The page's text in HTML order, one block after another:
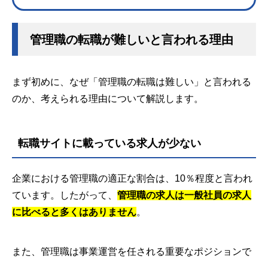
管理職の転職が難しいと言われる理由
まず初めに、なぜ「管理職の転職は難しい」と言われる
のか、考えられる理由について解説します。
転職サイトに載っている求人が少ない
企業における管理職の適正な割合は、10％程度と言われ
ています。したがって、 管理職の求人は一般社員の求人
に比べると多くはありません。
また、管理職は事業運営を任される重要なポジションで